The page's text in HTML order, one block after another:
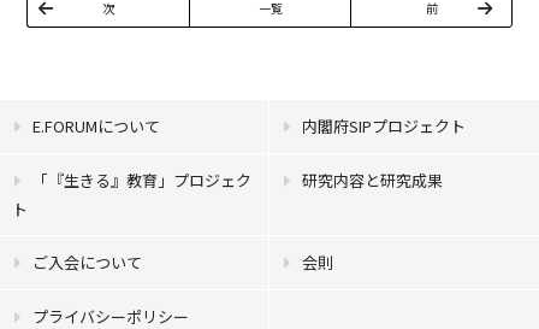
次 一覧 前
E.FORUMについて 内閣府SIPプロジェクト
「『生きる』教育」プロジェク
ト
研究内容と研究成果
ご入会について 会則
プライバシーポリシー